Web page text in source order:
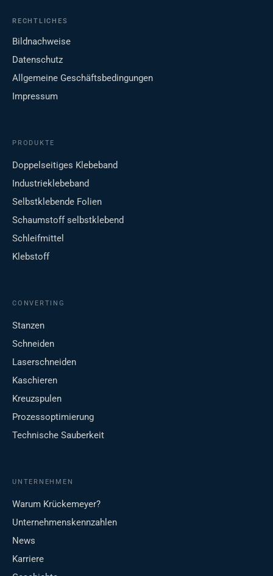
RECHTLICHES
Bildnachweise
Datenschutz
Allgemeine Geschäftsbedingungen
Impressum
PRODUKTE
Doppelseitiges Klebeband
Industrieklebeband
Selbstklebende Folien
Schaumstoff selbstklebend
Schleifmittel
Klebstoff
CONVERTING
Stanzen
Schneiden
Laserschneiden
Kaschieren
Kreuzspulen
Prozessoptimierung
Technische Sauberkeit
UNTERNEHMEN
Warum Krückemeyer?
Unternehmenskennzahlen
News
Karriere